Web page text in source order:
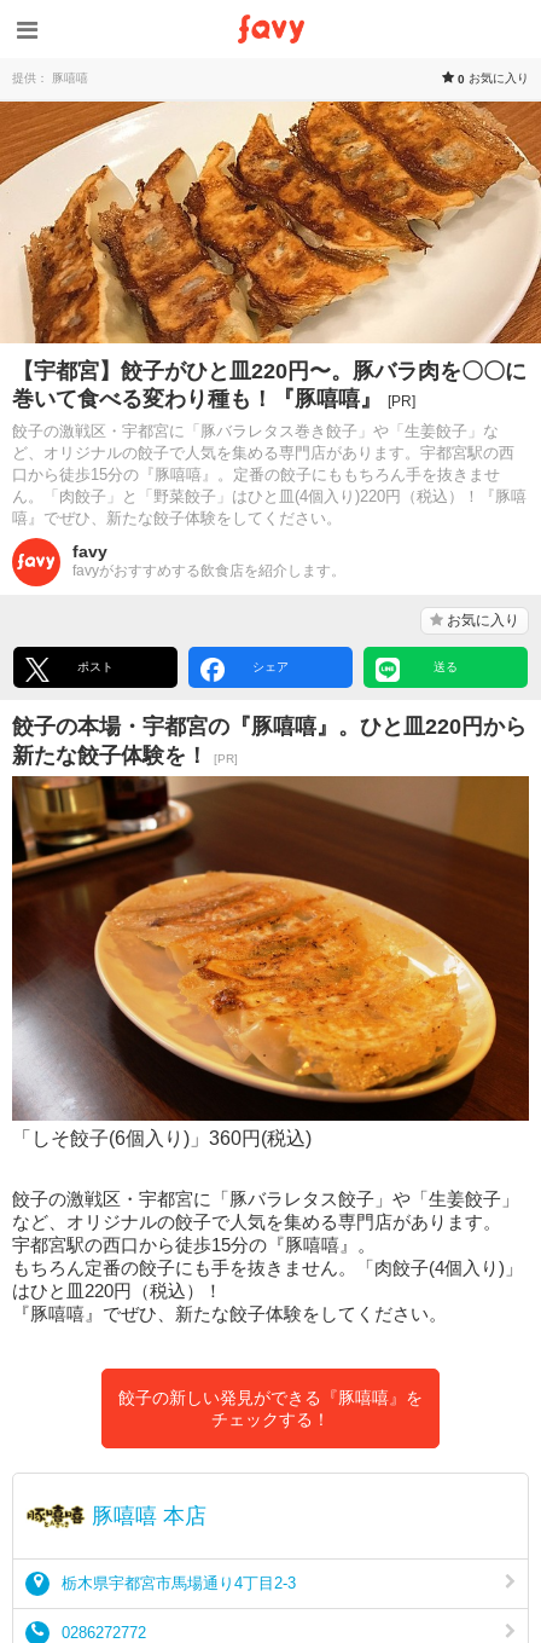
提供： 豚嘻嘻 0 お気に入り
【宇都宮】餃子がひと皿220円〜。豚バラ肉を〇〇に
巻いて食べる変わり種も！『豚嘻嘻』
[PR]
餃子の激戦区・宇都宮に「豚バラレタス巻き餃子」や「生姜餃子」な
ど、オリジナルの餃子で人気を集める専門店があります。宇都宮駅の西
口から徒歩15分の『豚嘻嘻』。定番の餃子にももちろん手を抜きませ
ん。「肉餃子」と「野菜餃子」はひと皿(4個入り)220円（税込）！『豚嘻
嘻』でぜひ、新たな餃子体験をしてください。
favy
favyがおすすめする飲食店を紹介します。
お気に入り
ポスト シェア 送る
餃子の本場・宇都宮の『豚嘻嘻』。ひと皿220円から
新たな餃子体験を！
[PR]
「しそ餃子(6個入り)」360円(税込)
餃子の激戦区・宇都宮に「豚バラレタス餃子」や「生姜餃子」
など、オリジナルの餃子で人気を集める専門店があります。
宇都宮駅の西口から徒歩15分の『豚嘻嘻』。
もちろん定番の餃子にも手を抜きません。「肉餃子(4個入り)」
はひと皿220円（税込）！
『豚嘻嘻』でぜひ、新たな餃子体験をしてください。
餃子の新しい発見ができる『豚嘻嘻』を
チェックする！
豚嘻嘻 本店
栃木県宇都宮市馬場通り4丁目2-3
0286272772